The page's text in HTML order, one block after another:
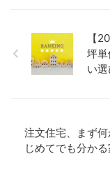
【
坪
い
注文住宅、まず
じめてでも分か